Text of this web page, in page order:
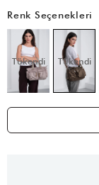
Renk Seçenekleri
Tükendi Tükendi